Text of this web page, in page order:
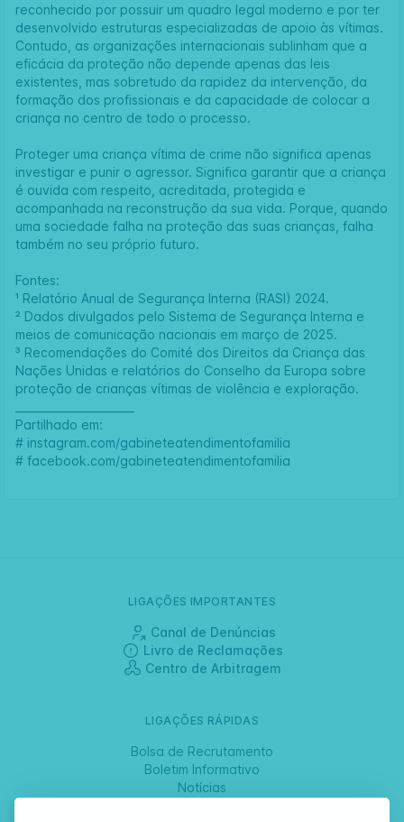
reconhecido por possuir um quadro legal moderno e por ter
desenvolvido estruturas especializadas de apoio às vítimas.
Contudo, as organizações internacionais sublinham que a
eficácia da proteção não depende apenas das leis
existentes, mas sobretudo da rapidez da intervenção, da
formação dos profissionais e da capacidade de colocar a
criança no centro de todo o processo.
Proteger uma criança vítima de crime não significa apenas
investigar e punir o agressor. Significa garantir que a criança
é ouvida com respeito, acreditada, protegida e
acompanhada na reconstrução da sua vida. Porque, quando
uma sociedade falha na proteção das suas crianças, falha
também no seu próprio futuro.
Fontes:
¹ Relatório Anual de Segurança Interna (RASI) 2024.
² Dados divulgados pelo Sistema de Segurança Interna e
meios de comunicação nacionais em março de 2025.
³ Recomendações do Comité dos Direitos da Criança das
Nações Unidas e relatórios do Conselho da Europa sobre
proteção de crianças vítimas de violência e exploração.
Partilhado em:
# instagram.com/gabineteatendimentofamilia
# facebook.com/gabineteatendimentofamilia
LIGAÇÕES IMPORTANTES
Canal de Denúncias
Livro de Reclamações
Centro de Arbitragem
LIGAÇÕES RÁPIDAS
Bolsa de Recrutamento
Boletim Informativo
Notícias